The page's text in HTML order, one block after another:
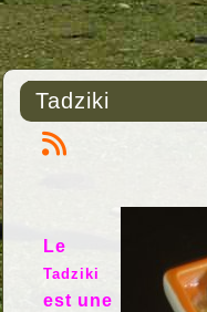
Tadziki
Le
Tadziki
est une